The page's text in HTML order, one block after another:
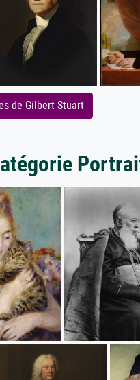
de Gilbert Stuart